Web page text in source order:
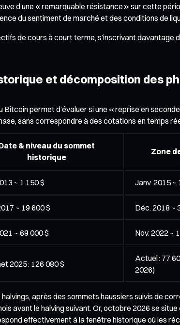
d’une « remarquable résistance » sur cette
du sentiment de marché et des conditions de
de cours à court terme, s’inscrivant davantage
et décomposition des
permet d’évaluer si une « reprise en
sans correspondre à des cotations en temps
& niveau du sommet
historique
Zone
~ 1 150 $ Janv. 2015 ~
~ 19 600 $ Déc. 2018 ~
~ 69 000 $ Nov. 2022 ~
2025 : 126 080 $
Actuel : 77
2026)
après des sommets haussiers suivis de
avant le halving suivant. Or, octobre 2026 se
effectivement à la fenêtre historique où les